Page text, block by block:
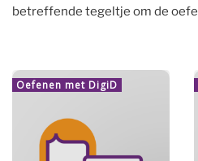
betreffende tegeltje om de
Oefenen met DigiD